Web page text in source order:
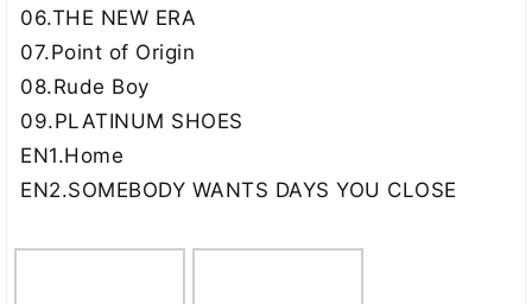
06.THE NEW ERA
07.Point of Origin
08.Rude Boy
09.PLATINUM SHOES
EN1.Home
EN2.SOMEBODY WANTS DAYS YOU CLOSE